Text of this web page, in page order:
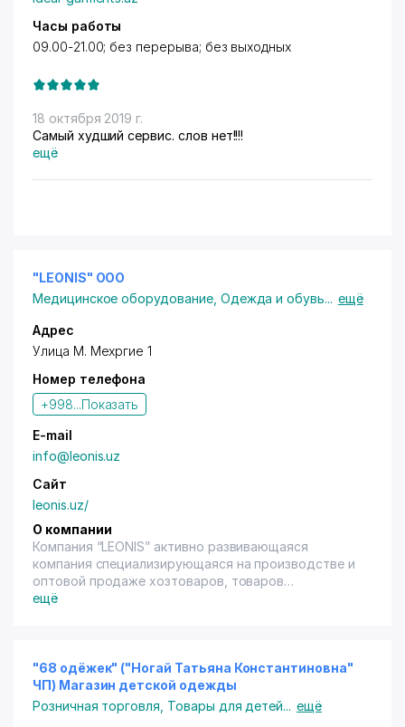
Часы работы
09.00-21.00; без перерыва; без выходных
18 октября 2019 г.
Самый худший сервис. слов нет!!!!
ещё
"LEONIS" OOO
Медицинское оборудование, Одежда и обувь... ещё
Адрес
Улица М. Мехргие 1
Номер телефона
+998...Показать
E-mail
info@leonis.uz
Сайт
leonis.uz/
О компании
Компания “LEONIS” активно развивающаяся
компания специализирующаяся на производстве и
оптовой продаже хозтоваров, товаров
повседневного спроса и товаров бытовой химии.
предприятий и организаций (HoReCa). Мы также
очень рады предложить Вам бытовую химию в
широком ассортименте, для всех видов
поверхностей и любого целевого назначения, как
ещё
"68 одёжек" ("Ногай Татьяна Константиновна"
ЧП) Магазин детской одежды
Розничная торговля Товары для детей... ещё